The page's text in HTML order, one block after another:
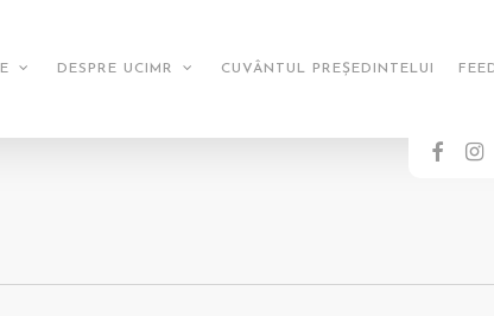
DESPRE UCIMR CUVÂNTUL PREȘEDINTELUI